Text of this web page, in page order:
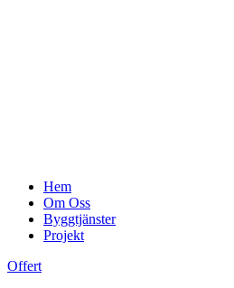
Hem
Om Oss
Byggtjänster
Projekt
Offert